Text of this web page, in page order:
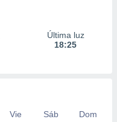
Última luz
18:25
Vie Sáb
Dom